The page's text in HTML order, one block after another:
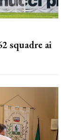
squadre ai